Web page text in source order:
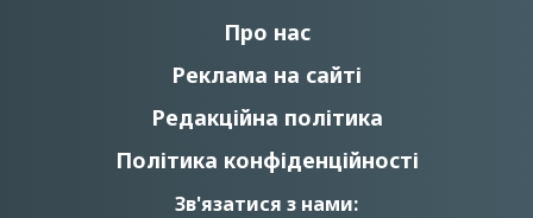
Про нас
Реклама на сайті
Редакційна політика
Політика конфіденційності
Зв'язатися з нами: